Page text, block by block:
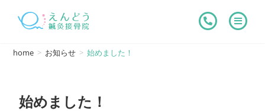
home > お知らせ > 始めました！
始めました！